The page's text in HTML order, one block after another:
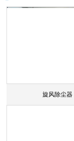
旋风除尘器